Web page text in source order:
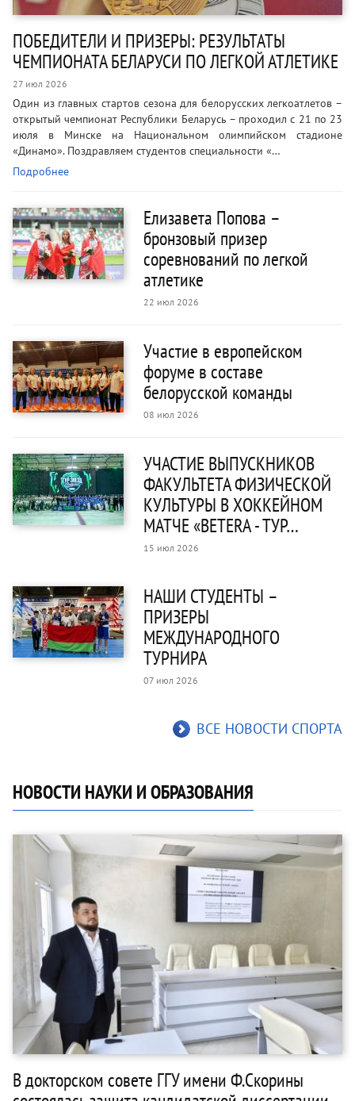
ПОБЕДИТЕЛИ И ПРИЗЕРЫ: РЕЗУЛЬТАТЫ
ЧЕМПИОНАТА БЕЛАРУСИ ПО ЛЕГКОЙ АТЛЕТИКЕ
27 июл 2026
Один из главных стартов сезона для белорусских легкоатлетов –
открытый чемпионат Республики Беларусь – проходил с 21 по 23
июля в Минске на Национальном олимпийском стадионе
«Динамо». Поздравляем студентов специальности «…
Подробнее
Елизавета Попова –
бронзовый призер
соревнований по легкой
атлетике
22 июл 2026
УЧАСТИЕ ВЫПУСКНИКОВ
ФАКУЛЬТЕТА ФИЗИЧЕСКОЙ
КУЛЬТУРЫ В ХОККЕЙНОМ
МАТЧЕ «BETERA - ТУР…
15 июл 2026
Участие в европейском
форуме в составе
белорусской команды
08 июл 2026
НАШИ СТУДЕНТЫ –
ПРИЗЕРЫ
МЕЖДУНАРОДНОГО
ТУРНИРА
07 июл 2026
ВСЕ НОВОСТИ СПОРТА
НОВОСТИ НАУКИ И ОБРАЗОВАНИЯ
В докторском совете ГГУ имени Ф.Скорины